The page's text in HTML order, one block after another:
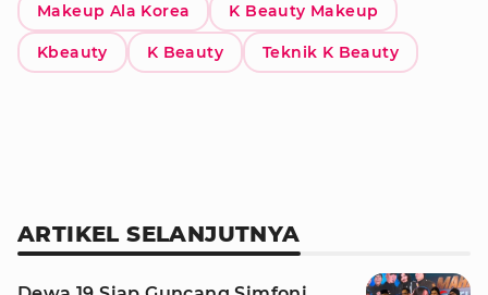
Makeup Ala Korea K Beauty Makeup
Kbeauty K Beauty Teknik K Beauty
ARTIKEL SELANJUTNYA